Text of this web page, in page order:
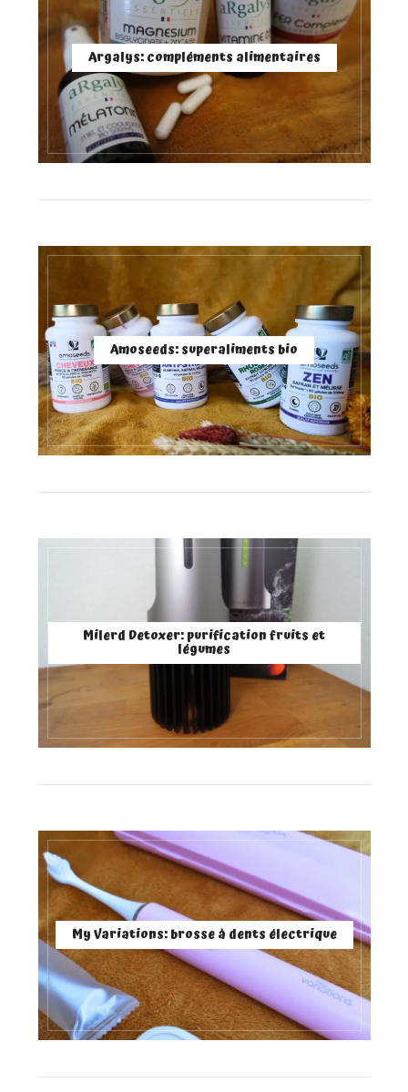
Argalys: compléments alimentaires
Amoseeds: superaliments bio
Milerd Detoxer: purification fruits et
légumes
My Variations: brosse à dents électrique